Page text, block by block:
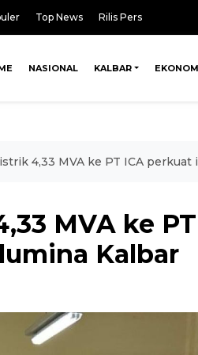
Top News Rilis Pers
NASIONAL KALBAR
4,33 MVA ke PT ICA
MVA ke
Kalbar